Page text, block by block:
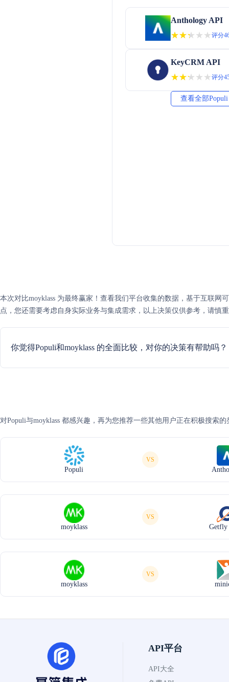
Anthology API
★★★★★
★★★★★评分
KeyCRM API
★★★★★
★★★★★评分
查看全部
本次对比moyklass 为最终赢家！查看我们平台收集的数据，基于互联网
点，您还需要考虑自身实际业务与集成需求，以上决策仅供参考，请慎
你觉得Populi和moyklass 的全面比较，对你的决策有帮助吗？
对Populi与moyklass 都感兴趣，再为您推荐一些其他用户正在积极搜索的
Populi
VS
moyklass
VS
Getfly
moyklass
VS
API平台
API大全